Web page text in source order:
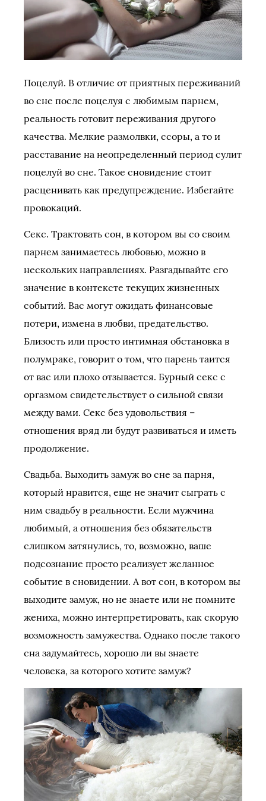
Поцелуй. В отличие от приятных переживаний
во сне после поцелуя с любимым парнем,
реальность готовит переживания другого
качества. Мелкие размолвки, ссоры, а то и
расставание на неопределенный период сулит
поцелуй во сне. Такое сновидение стоит
расценивать как предупреждение. Избегайте
провокаций.
Секс. Трактовать сон, в котором вы со своим
парнем занимаетесь любовью, можно в
нескольких направлениях. Разгадывайте его
значение в контексте текущих жизненных
событий. Вас могут ожидать финансовые
потери, измена в любви, предательство.
Близость или просто интимная обстановка в
полумраке, говорит о том, что парень таится
от вас или плохо отзывается. Бурный секс с
оргазмом свидетельствует о сильной связи
между вами. Секс без удовольствия –
отношения вряд ли будут развиваться и иметь
продолжение.
Свадьба. Выходить замуж во сне за парня,
который нравится, еще не значит сыграть с
ним свадьбу в реальности. Если мужчина
любимый, а отношения без обязательств
слишком затянулись, то, возможно, ваше
подсознание просто реализует желанное
событие в сновидении. А вот сон, в котором вы
выходите замуж, но не знаете или не помните
жениха, можно интерпретировать, как скорую
возможность замужества. Однако после такого
сна задумайтесь, хорошо ли вы знаете
человека, за которого хотите замуж?